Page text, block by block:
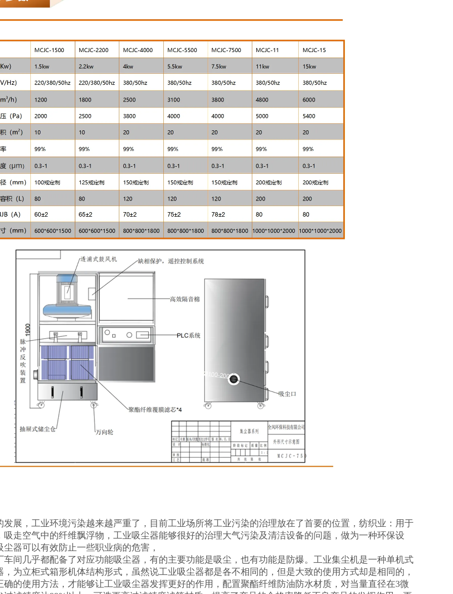
发展，工业环境污染越来越严重了，目前工业场所将工业污染的治理放在了首要的位置，纺织业：用于
吸走空气中的纤维飘浮物，工业吸尘器能够很好的治理大气污染及清洁设备的问题，做为一种环保设
尘器可以有效防止一些职业病的危害，
车间几乎都配备了对应功能吸尘器，有的主要功能是吸尘，也有功能是防爆。工业集尘机是一种单机式
，为立柜式箱形机体结构形式，虽然说工业吸尘器都是各不相同的，但是大致的使用方式却是相同的，
确的使用方法，才能够让工业吸尘器发挥更好的作用，配置聚酯纤维防油防水材质，对当量直径在3微